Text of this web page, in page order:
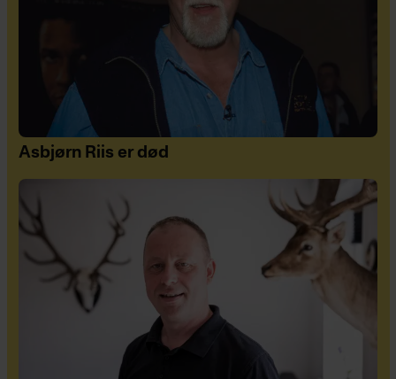
Asbjørn Riis er død